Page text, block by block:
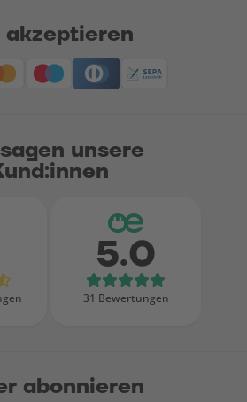
unsere
bei Google
5.0
31 Bewertungen
abonnieren
akzeptieren